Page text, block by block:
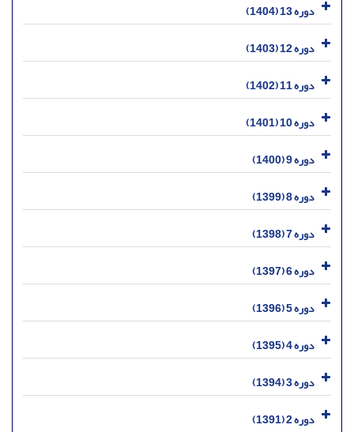
دوره 13 (1404)
دوره 12 (1403)
دوره 11 (1402)
دوره 10 (1401)
دوره 9 (1400)
دوره 8 (1399)
دوره 7 (1398)
دوره 6 (1397)
دوره 5 (1396)
دوره 4 (1395)
دوره 3 (1394)
دوره 2 (1391)